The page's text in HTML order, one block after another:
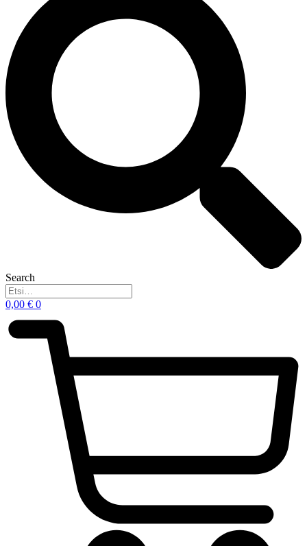
Search
0,00 € 0